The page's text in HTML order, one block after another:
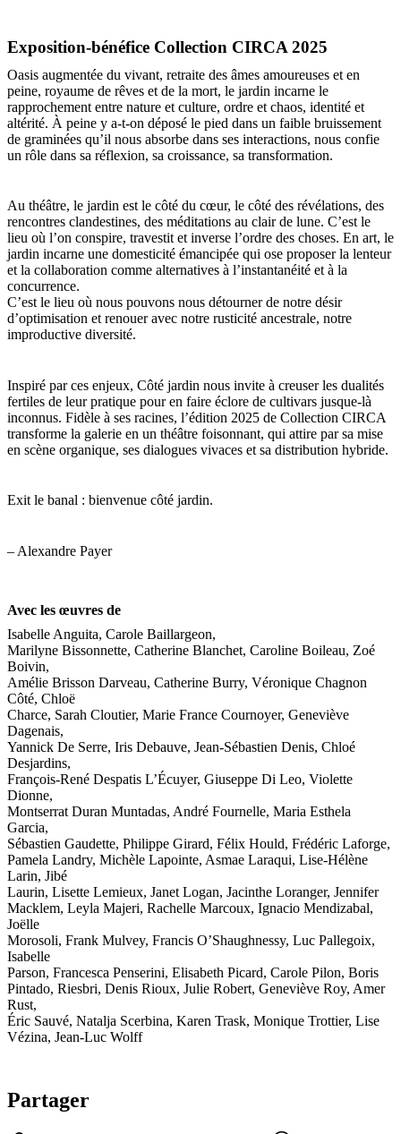
Exposition-bénéfice Collection CIRCA 2025
Oasis augmentée du vivant, retraite des âmes amoureuses et en
peine, royaume de rêves et de la mort, le jardin incarne le
rapprochement entre nature et culture, ordre et chaos, identité et
altérité. À peine y a-t-on déposé le pied dans un faible bruissement
de graminées qu’il nous absorbe dans ses interactions, nous confie
un rôle dans sa réflexion, sa croissance, sa transformation.
Au théâtre, le jardin est le côté du cœur, le côté des révélations, des
rencontres clandestines, des méditations au clair de lune. C’est le
lieu où l’on conspire, travestit et inverse l’ordre des choses. En art, le
jardin incarne une domesticité émancipée qui ose proposer la lenteur
et la collaboration comme alternatives à l’instantanéité et à la
concurrence.
C’est le lieu où nous pouvons nous détourner de notre désir
d’optimisation et renouer avec notre rusticité ancestrale, notre
improductive diversité.
Inspiré par ces enjeux, Côté jardin nous invite à creuser les dualités
fertiles de leur pratique pour en faire éclore de cultivars jusque-là
inconnus. Fidèle à ses racines, l’édition 2025 de Collection CIRCA
transforme la galerie en un théâtre foisonnant, qui attire par sa mise
en scène organique, ses dialogues vivaces et sa distribution hybride.
Exit le banal : bienvenue côté jardin.
– Alexandre Payer
Avec les œuvres de
Isabelle Anguita, Carole Baillargeon,
Marilyne Bissonnette, Catherine Blanchet, Caroline Boileau, Zoé
Boivin,
Amélie Brisson Darveau, Catherine Burry, Véronique Chagnon
Côté, Chloë
Charce, Sarah Cloutier, Marie France Cournoyer, Geneviève
Dagenais,
Yannick De Serre, Iris Debauve, Jean-Sébastien Denis, Chloé
Desjardins,
François-René Despatis L’Écuyer, Giuseppe Di Leo, Violette
Dionne,
Montserrat Duran Muntadas, André Fournelle, Maria Esthela
Garcia,
Sébastien Gaudette, Philippe Girard, Félix Hould, Frédéric Laforge,
Pamela Landry, Michèle Lapointe, Asmae Laraqui, Lise-Hélène
Larin, Jibé
Laurin, Lisette Lemieux, Janet Logan, Jacinthe Loranger, Jennifer
Macklem, Leyla Majeri, Rachelle Marcoux, Ignacio Mendizabal,
Joëlle
Morosoli, Frank Mulvey, Francis O’Shaughnessy, Luc Pallegoix,
Isabelle
Parson, Francesca Penserini, Elisabeth Picard, Carole Pilon, Boris
Pintado, Riesbri, Denis Rioux, Julie Robert, Geneviève Roy, Amer
Rust,
Éric Sauvé, Natalja Scerbina, Karen Trask, Monique Trottier, Lise
Vézina, Jean-Luc Wolff
Partager